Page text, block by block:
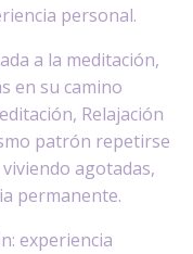
personal.
a la meditación,
en su camino
Relajación
patrón repetirse
agotadas,
permanente.
experiencia